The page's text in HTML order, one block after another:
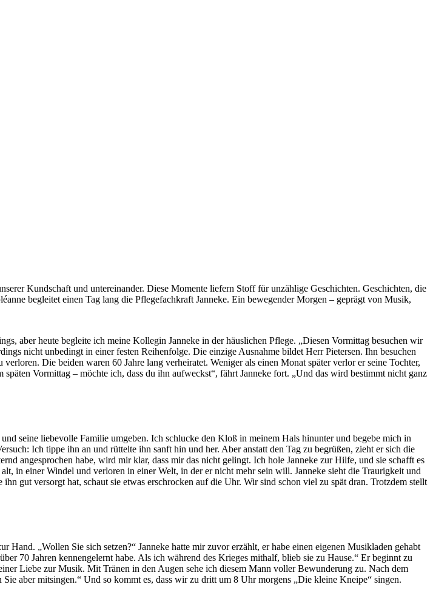
Kundschaft und untereinander. Diese Momente liefern Stoff für unzählige Geschichten. Geschichten, die
begleitet einen Tag lang die Pflegefachkraft Janneke. Ein bewegender Morgen – geprägt von Musik,
aber heute begleite ich meine Kollegin Janneke in der häuslichen Pflege. „Diesen Vormittag besuchen wir
nicht unbedingt in einer festen Reihenfolge. Die einzige Ausnahme bildet Herr Pietersen. Ihn besuchen
Die beiden waren 60 Jahre lang verheiratet. Weniger als einen Monat später verlor er seine Tochter,
Vormittag – möchte ich, dass du ihn aufweckst“, fährt Janneke fort. „Und das wird bestimmt nicht ganz
seine liebevolle Familie umgeben. Ich schlucke den Kloß in meinem Hals hinunter und begebe mich in
Ich tippe ihn an und rüttelte ihn sanft hin und her. Aber anstatt den Tag zu begrüßen, zieht er sich die
angesprochen habe, wird mir klar, dass mir das nicht gelingt. Ich hole Janneke zur Hilfe, und sie schafft es
in einer Windel und verloren in einer Welt, in der er nicht mehr sein will. Janneke sieht die Traurigkeit und
gut versorgt hat, schaut sie etwas erschrocken auf die Uhr. Wir sind schon viel zu spät dran. Trotzdem stellt
„Wollen Sie sich setzen?“ Janneke hatte mir zuvor erzählt, er habe einen eigenen Musikladen gehabt
70 Jahren kennengelernt habe. Als ich während des Krieges mithalf, blieb sie zu Hause.“ Er beginnt zu
Liebe zur Musik. Mit Tränen in den Augen sehe ich diesem Mann voller Bewunderung zu. Nach dem
aber mitsingen.“ Und so kommt es, dass wir zu dritt um 8 Uhr morgens „Die kleine Kneipe“ singen.